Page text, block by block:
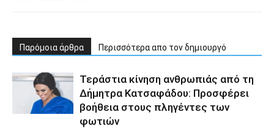
Παρόμοια άρθρα Περισσότερα απο τον δημιουργό
Τεράστια κίνηση ανθρωπιάς από τη
Δήμητρα Κατσαφάδου: Προσφέρει
βοήθεια στους πληγέντες των
φωτιών